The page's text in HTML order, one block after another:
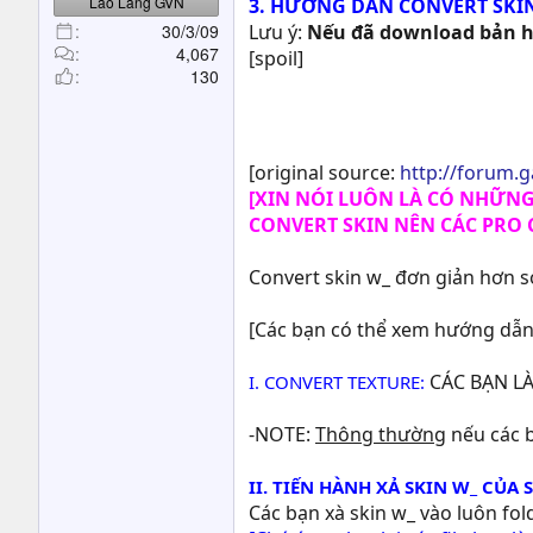
30/3/09
4,067
130
3. HƯỚNG DẪN CONVERT
Lưu ý: Nếu đã download bản
[spoil]
[original source: http://
[XIN NÓI LUÔN LÀ CÓ
CONVERT SKIN NÊN CÁC PRO
Convert skin w_ đơn giản hơn
[Các bạn có thể xem hướng
I. CONVERT TEXTURE: CÁC BẠN
-NOTE: Thông thường nếu các
II. TIẾN HÀNH XẢ SKIN W_ CỦA
Các bạn xà skin w_ vào luôn